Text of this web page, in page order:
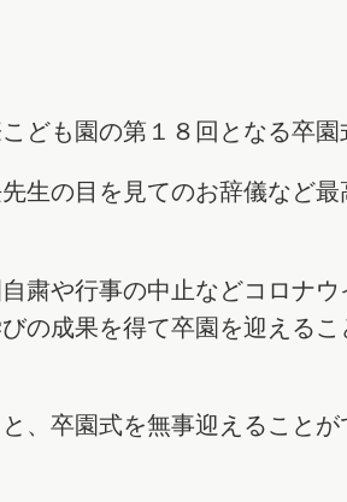
ども園の第１８回となる卒
生の目を見てのお辞儀など
粛や行事の中止などコロナ
の成果を得て卒園を迎える
、卒園式を無事迎えること